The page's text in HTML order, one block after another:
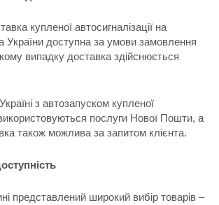
купленої автосигналізації на
України доступна за умови замовлення
випадку доставка здійснюється
з автозапуском купленої
використовуються послуги Нової Пошти, а
також можлива за запитом клієнта.
представлений широкий вибір товарів –